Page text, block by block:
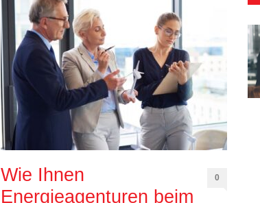
Wie Ihnen
Energieagenturen beim
0